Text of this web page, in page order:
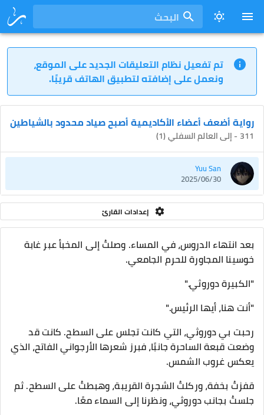
البحث
تم تفعيل نظام التعليقات الجديد على الموقع،
ونعمل على إضافته لتطبيق الهاتف قريبًا.
رواية أضعف أعضاء الأكاديمية أصبح صياد محدود بالشياطين
311 - إلى العالم السفلي (1)
Yuu San
2025/06/30
إعدادات القارئ
بعد انتهاء الدروس، في المساء. وصلتُ إلى المخبأ عبر غابة
خوسينا المجاورة للحرم الجامعي.
"الكبيرة دوروثي."
"أنت هنا، أيها الرئيس."
رحبت بي دوروثي، التي كانت تجلس على السطح. كانت قد
وضعت قبعة الساحرة جانبًا، فبرز شعرها الأرجواني الفاتح، الذي
يعكس غروب الشمس.
قفزتُ بخفة، وركلتُ الشجرة القريبة، وهبطتُ على السطح. ثم
جلستُ بجانب دوروثي، ونظرنا إلى السماء معًا.